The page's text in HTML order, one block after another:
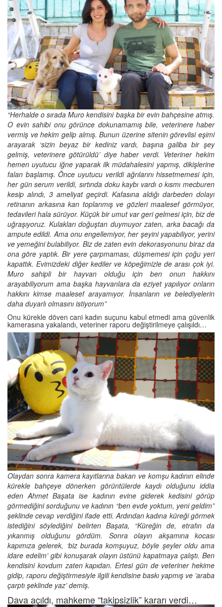
“Herhalde o sırada Muro kendisini başka bir evin bahçesine atmış.
O evin sahibi onu görünce dokunamamış bile, veterinere haber
vermiş ve hekim gelip almış. Bunun üzerine sitenin görevlisi eşimi
arayarak ‘sizin beyaz bir kediniz vardı, başına galiba bir şey
gelmiş, veterinere götürüldü’ diye haber verdi. Veteriner hekim
hemen uyutucu iğne yaparak ilk müdahalesini yapmış, dikişlerine
falan başlamış. Önce uyutucu verildi ağrılarını hissetmemesi için,
her gün serum verildi, sırtında doku kaybı vardı o kısmı mecburen
kesip alındı, 3 ameliyat geçirdi. Kafasına aldığı darbeden dolayı
retinanın arkasına kan toplanmış ve gözleri maalesef görmüyor,
tedavileri hala sürüyor. Küçük bir umut var geri gelmesi için, biz de
uğraşıyoruz. Kulakları doğuştan duymuyor zaten, arka bacağı da
ampute edildi. Ama onu engellemiyor, her şeyini yapabiliyor, yerini
ve yemeğini bulabiliyor. Biz de zaten evin dekorasyonunu biraz da
ona göre yaptık. Bir yere çarpmaması, düşmemesi için çoğu yeri
kapattık. Evimizdeki diğer kediler ve köpeğimizle de arası çok iyi.
Muro sahipli bir hayvan olduğu için ben onun hakkını
arayabiliyorum ama başka hayvanlara da eziyet yapılıyor onların
hakkını kimse maalesef arayamıyor. İnsanların ve belediyelerin
daha duyarlı olmasını istiyorum”
Onu kürekle döven cani kadın suçunu kabul etmedi ama güvenlik
kamerasına yakalandı, veteriner raporu değiştirilmeye çalışıldı…
Olaydan sonra kamera kayıtlarına bakan ve komşu kadının elinde
kürekle bahçeye dönerken görüntülerde kaydı olduğunu iddia
eden Ahmet Başata ise kadının evine giderek kedisini görüp
görmediğini sorduğunu ve kadının “ben evde yoktum, yeni geldim”
şeklinde cevap verdiğini ifade etti. Ardından kadına küreği görmek
istediğini söylediğini belirten Başata, “Küreğin de, etrafın da
yıkanmış olduğunu gördüm. Sonra olayın akşamına kocası
kapımıza gelerek, ‘biz burada komşuyuz, böyle şeyler oldu ama
idare edelim’ gibi konuşarak olayın üstünü kapatmaya çalıştı. Ben
kendisini kovdum zaten kapıdan. Ertesi gün de veteriner hekime
gidip, raporu değiştirmesiyle ilgili kendisine baskı yapmış ve ’araba
çarptı şeklinde yaz’ demiş.
Dava açıldı, mahkeme “takipsizlik” kararı verdi…